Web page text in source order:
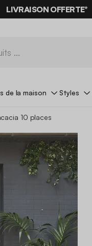
LIVRAISON OFFERTE*
de la maison Styles
10 places